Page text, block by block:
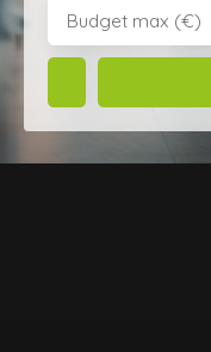
Budget max (€)